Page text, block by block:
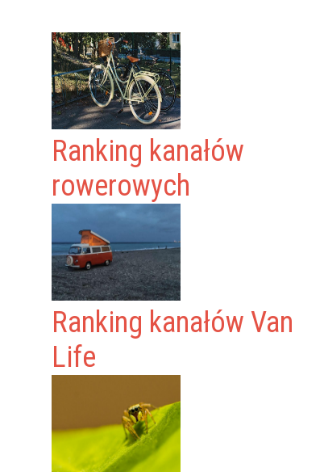
Ranking kanałów
rowerowych
Ranking kanałów Van
Life